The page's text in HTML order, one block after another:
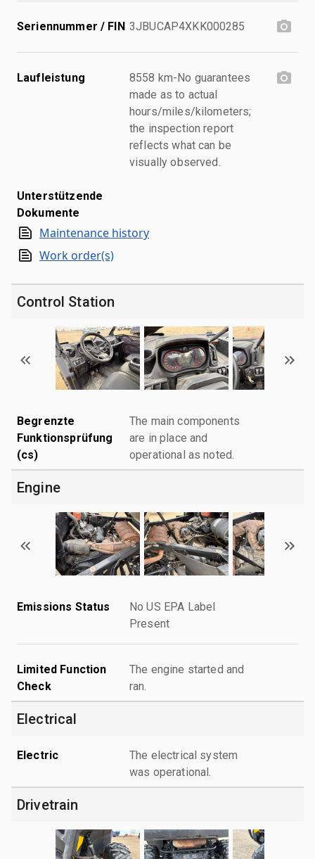
Seriennummer / FIN 3JBUCAP4XKK000285
Laufleistung
8558 km-No guarantees
made as to actual
hours/miles/kilometers;
the inspection report
reflects what can be
visually observed.
Unterstützende
Dokumente
Maintenance history
Work order(s)
Control Station
Begrenzte
Funktionsprüfung
(cs)
The main components
are in place and
operational as noted.
Engine
Emissions Status
No US EPA Label
Present
Limited Function
Check
The engine started and
ran.
Electrical
Electric
The electrical system
was operational.
Drivetrain